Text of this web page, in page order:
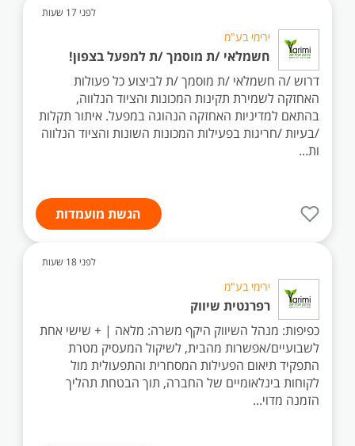
לפני 17 שעות
ירימי בע"מ
חשמלאי /ת מוסמך /ת למפעל בצפון!
דרוש /ה חשמלאי /ת מוסמך /ת לביצוע כל פעולות
האחזקה לשמירת תקינות המכונות והציוד הנלווה,
בהתאם למדיניות האחזקה הנהוגה במפעל. איתור תקלות
/בעיות /חריגות בפעילות המכונות השונות והציוד הנלווה
ות...
הגשת מועמדות
לפני 18 שעות
ירימי בע"מ
רפרנטית שיווק
כפיפות: מנהל השיווק היקף משרה: מלאה | + שישי אחת
לשבועיים/אפשרות מהבית, לשיקול המעסיק מטרת
התפקיד תיאום הפעילות המסחרית והתפעולית מול
לקוחות בינלאומיים של החברה, תוך הבטחת תהליך
הזמנה מדוי...